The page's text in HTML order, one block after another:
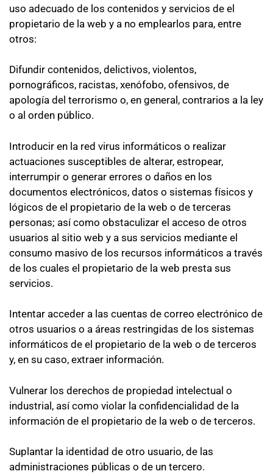
uso adecuado de los contenidos y servicios de el
propietario de la web y a no emplearlos para, entre
otros:
Difundir contenidos, delictivos, violentos,
pornográficos, racistas, xenófobo, ofensivos, de
apología del terrorismo o, en general, contrarios a la ley
o al orden público.
Introducir en la red virus informáticos o realizar
actuaciones susceptibles de alterar, estropear,
interrumpir o generar errores o daños en los
documentos electrónicos, datos o sistemas físicos y
lógicos de el propietario de la web o de terceras
personas; así como obstaculizar el acceso de otros
usuarios al sitio web y a sus servicios mediante el
consumo masivo de los recursos informáticos a través
de los cuales el propietario de la web presta sus
servicios.
Intentar acceder a las cuentas de correo electrónico de
otros usuarios o a áreas restringidas de los sistemas
informáticos de el propietario de la web o de terceros
y, en su caso, extraer información.
Vulnerar los derechos de propiedad intelectual o
industrial, así como violar la confidencialidad de la
información de el propietario de la web o de terceros.
Suplantar la identidad de otro usuario, de las
administraciones públicas o de un tercero.